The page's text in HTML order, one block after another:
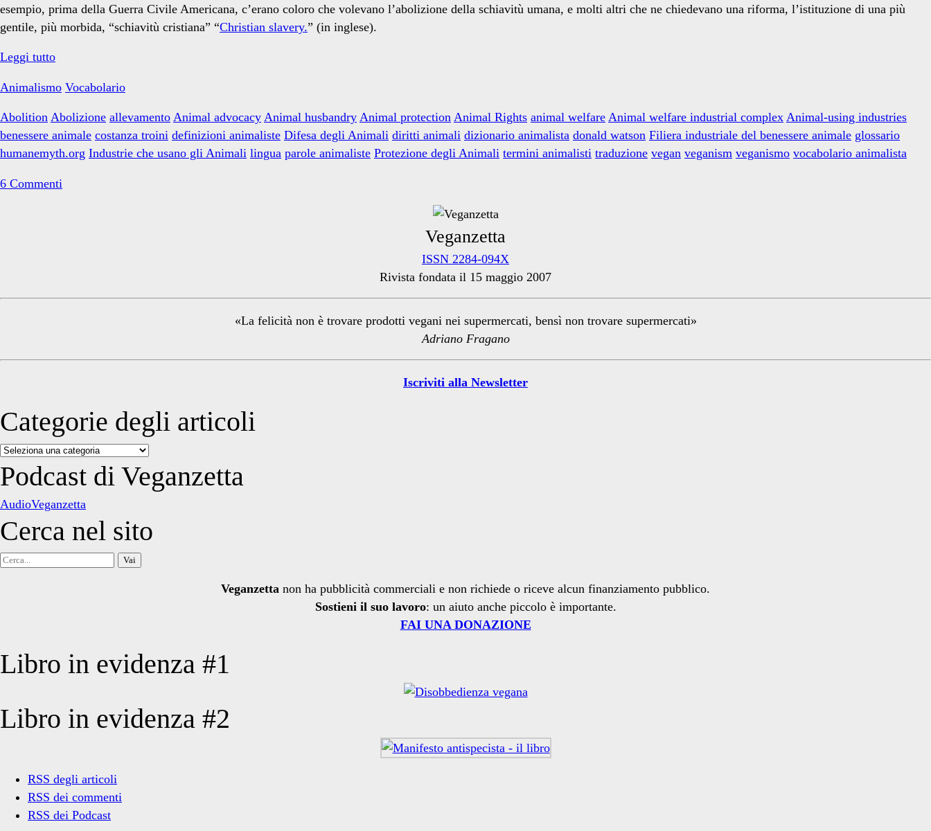
esempio, prima della Guerra Civile Americana, c’erano coloro che volevano l’abolizione della schiavitù umana, e molti altri che ne chiedevano una riforma, l’istituzione di una più
gentile, più morbida, “schiavitù cristiana” “Christian slavery.” (in inglese).
Leggi tuttoDizionario
lettera
A
Animalismo Vocabolario
Abolition Abolizione allevamento Animal advocacy Animal husbandry Animal protection Animal Rights animal welfare Animal welfare industrial complex Animal-using industries
benessere animale costanza troini definizioni animaliste Difesa degli Animali diritti animali dizionario animalista donald watson Filiera industriale del benessere animale glossario
humanemyth.org Industrie che usano gli Animali lingua parole animaliste Protezione degli Animali termini animalisti traduzione vegan veganism veganismo vocabolario animalista
6 Commenti
Sidebar
Veganzetta
ISSN 2284-094X
Rivista fondata il 15 maggio 2007
«La felicità non è trovare prodotti vegani nei supermercati, bensì non trovare supermercati»
Adriano Fragano
Iscriviti alla Newsletter
Categorie degli articoli
Categorie
degli
articoli
Podcast di Veganzetta
AudioVeganzetta
Cerca nel sito
Cerca
Veganzetta non ha pubblicità commerciali e non richiede o riceve alcun finanziamento pubblico.
Sostieni il suo lavoro: un aiuto anche piccolo è importante.
FAI UNA DONAZIONE
Libro in evidenza #1
Libro in evidenza #2
RSS degli articoli
RSS dei commenti
RSS dei Podcast